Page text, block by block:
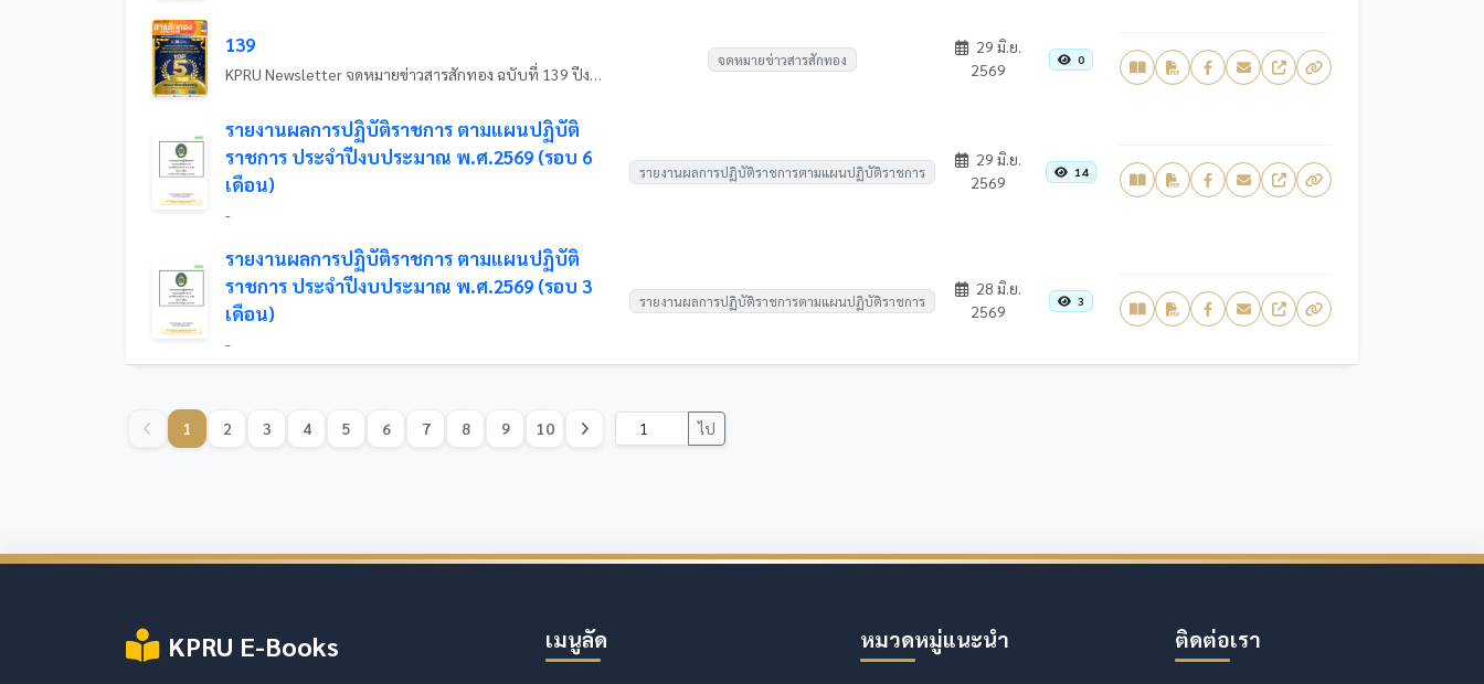
139
KPRU Newsletter จดหมายข่าวสารสักทอง ฉบับที่ 139 ปีงบประมาณ 2569 ระหว่างวันที่ 20 - 26 มิถุนายน 2569
จดหมายข่าวสารสักทอง
29 มิ.ย.
2569
0
รายงานผลการปฏิบัติราชการ ตามแผนปฏิบัติ
ราชการ ประจำปีงบประมาณ พ.ศ.2569 (รอบ 6
เดือน)
-
รายงานผลการปฏิบัติราชการตามแผนปฏิบัติราชการ
29 มิ.ย.
2569
14
รายงานผลการปฏิบัติราชการ ตามแผนปฏิบัติ
ราชการ ประจำปีงบประมาณ พ.ศ.2569 (รอบ 3
เดือน)
-
รายงานผลการปฏิบัติราชการตามแผนปฏิบัติราชการ
28 มิ.ย.
2569
3
1 2 3 4 5 6 7 8 9 10 ไป
KPRU E-Books เมนูลัด หมวดหมู่แนะนำ ติดต่อเรา